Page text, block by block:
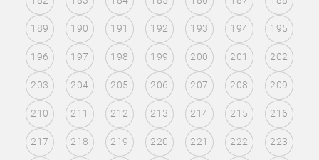
189 190 191 192 193 194 195
196 197 198 199 200 201 202
203 204 205 206 207 208 209
210 211 212 213 214 215 216
217 218 219 220 221 222 223